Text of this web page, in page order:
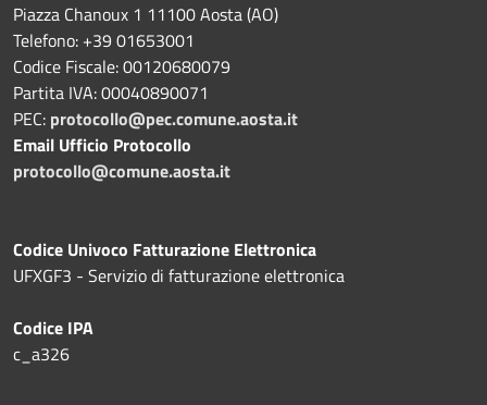
Piazza Chanoux 1 11100 Aosta (AO)
Telefono: +39 01653001
Codice Fiscale: 00120680079
Partita IVA: 00040890071
PEC: protocollo@pec.comune.aosta.it
Email Ufficio Protocollo
protocollo@comune.aosta.it
Codice Univoco Fatturazione Elettronica
UFXGF3 - Servizio di fatturazione elettronica
Codice IPA
c_a326